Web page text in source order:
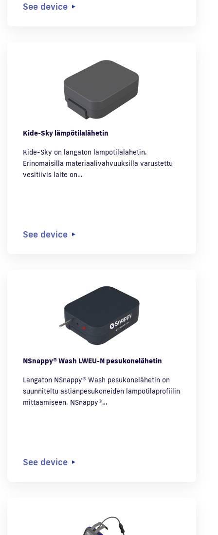
See device
Kide-Sky lämpötilalähetin
Kide-Sky on langaton lämpötilalähetin.
Erinomaisilla materiaalivahvuuksilla varustettu
vesitiivis laite on…
See device
NSnappy® Wash LWEU-N pesukonelähetin
Langaton NSnappy® Wash pesukonelähetin on
suunniteltu astianpesukoneiden lämpötilaprofiilin
mittaamiseen. NSnappy®…
See device